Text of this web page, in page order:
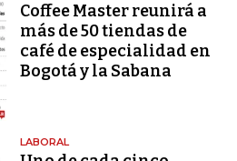
Coffee Master reunirá a
más de 50 tiendas de
café de especialidad en
Bogotá y la Sabana
LABORAL